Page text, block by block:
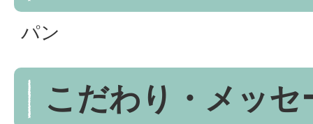
パン
こだわり・メッセ